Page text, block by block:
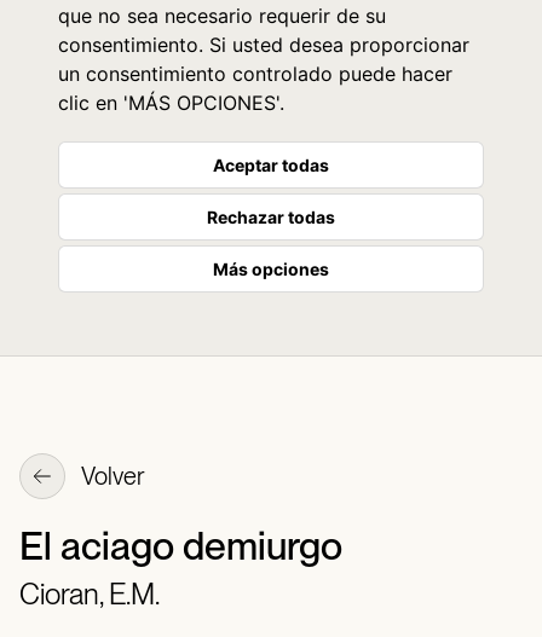
que no sea necesario requerir de su
consentimiento. Si usted desea proporcionar
un consentimiento controlado puede hacer
clic en 'MÁS OPCIONES'.
Aceptar todas
Rechazar todas
Más opciones
Volver
El aciago demiurgo
Cioran, E.M.